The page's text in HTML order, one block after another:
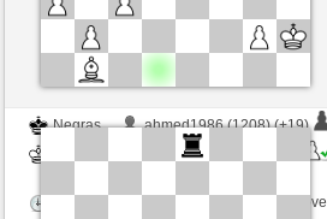
Negras
ahmed1986 (1208) (+19)
MuratYildiz (1270) (-19)
Tiempo: 5 minutes/side + 8 seconds/move